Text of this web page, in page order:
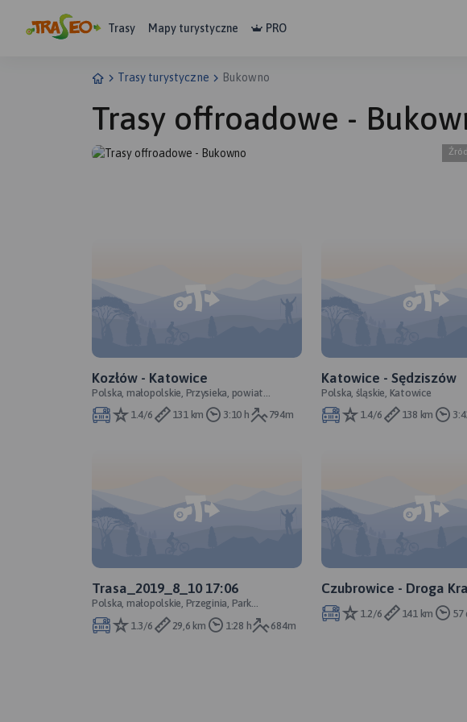
Trasy Mapy turystyczne PRO
Trasy turystyczne Bukowno
Trasy offroadowe -
Kozłów - Katowice
Polska, małopolskie, Przysieka, powiat
miechowski
1.4/6
131 km 3:10 h 794m
Katowice - Sędziszów
Polska, śląskie, Katowice
1.4/6
138 km
Trasa_2019_8_10 17:06
Polska, małopolskie, Przeginia, Park
Krajobrazowy Dolinki Krakowskie, powiat
krakowski1.3/6 29,6 km 1:28 h 684m
Czubrowice - Droga
1.2/6 141 km 57